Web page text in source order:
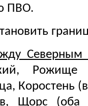
ПВО.
Коростень
Щорс (оба